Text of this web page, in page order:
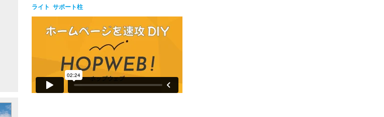
ライト サポート柱